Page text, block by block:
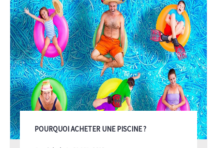
POURQUOI ACHETER UNE PISCINE ?